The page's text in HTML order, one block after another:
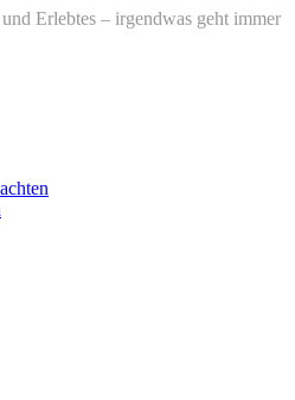
Erlebtes – irgendwas geht immer